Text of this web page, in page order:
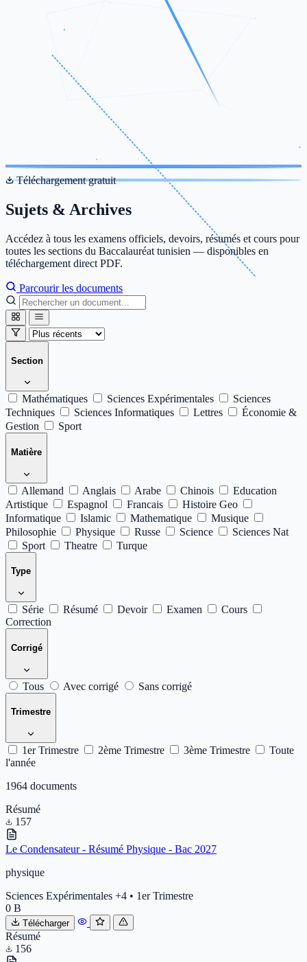
Téléchargement gratuit
Sujets & Archives
Accédez à tous les examens officiels, devoirs, résumés et cours pour
toutes les sections du Baccalauréat tunisien — disponibles en
téléchargement direct PDF.
Parcourir les documents
Section
Mathématiques Sciences Expérimentales
Sciences
Techniques
Sciences Informatiques Lettres
Économie &
Gestion
Sport
Matière
Allemand Anglais Arabe Chinois
Education
Artistique
Espagnol Francais
Histoire Geo
Informatique
Islamic Mathematique
Musique
Philosophie
Physique Russe Science
Sciences Nat
Sport
Theatre Turque
Type
Série Résumé Devoir Examen
Cours
Correction
Corrigé
Tous Avec corrigé Sans corrigé
Trimestre
1er Trimestre 2ème Trimestre 3ème Trimestre
Toute
l'année
1964 documents
Résumé
157
Le Condensateur - Résumé Physique - Bac 2027
physique
Sciences Expérimentales +4 • 1er Trimestre
0 B
Télécharger
Résumé
156